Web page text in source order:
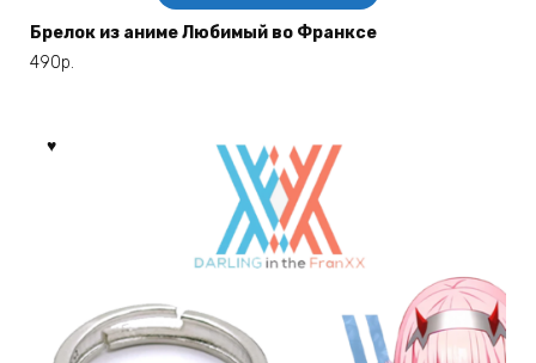
товар
имеет
выбрать
на
странице
товара.
Брелок из аниме Любимый во Франксе
490р.